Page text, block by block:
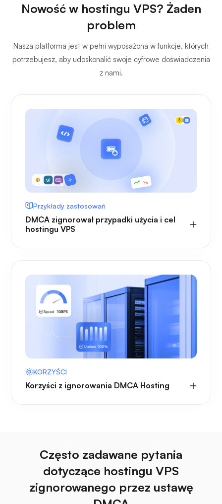
Nowość w hostingu VPS? Żaden
problem
Nasza platforma jest w pełni wyposażona w funkcje, których
potrzebujesz, aby udoskonalić swoje cyfrowe doświadczenia
z nami.
Przykłady zastosowań
DMCA zignorował przypadki użycia i cel
hostingu VPS
KORZYŚCI
Korzyści z ignorowania DMCA Hosting
Często zadawane pytania
dotyczące hostingu VPS
zignorowanego przez ustawę